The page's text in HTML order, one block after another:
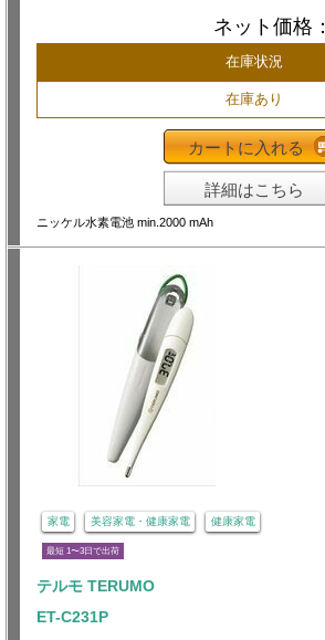
ネット価格：
在庫状況
在庫あり
カートに入れる
詳細はこちら
ニッケル水素電池 min.2000 mAh
家電 美容家電・健康家電 健康家電
最短 1〜3日で出荷
テルモ TERUMO
ET-C231P